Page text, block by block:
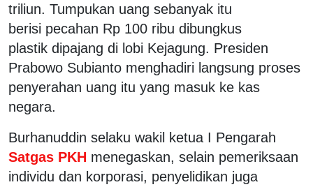
triliun. Tumpukan uang sebanyak itu
berisi pecahan Rp 100 ribu dibungkus
plastik dipajang di lobi Kejagung. Presiden
Prabowo Subianto menghadiri langsung proses
penyerahan uang itu yang masuk ke kas
negara.
Burhanuddin selaku wakil ketua I Pengarah
Satgas PKH menegaskan, selain pemeriksaan
individu dan korporasi, penyelidikan juga